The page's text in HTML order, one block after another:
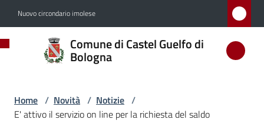
Nuovo circondario imolese
Comune di Castel Guelfo di
Bologna
Comune
di
Guelfo
di
Home / Novità / Notizie /
E' attivo il servizio on line per la richiesta del saldo